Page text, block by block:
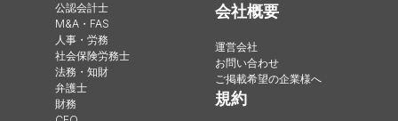
公認会計士
M&A・FAS
人事・労務
社会保険労務士
法務・知財
弁護士
財務
会社概要
運営会社
お問い合わせ
ご掲載希望の企業様へ
規約